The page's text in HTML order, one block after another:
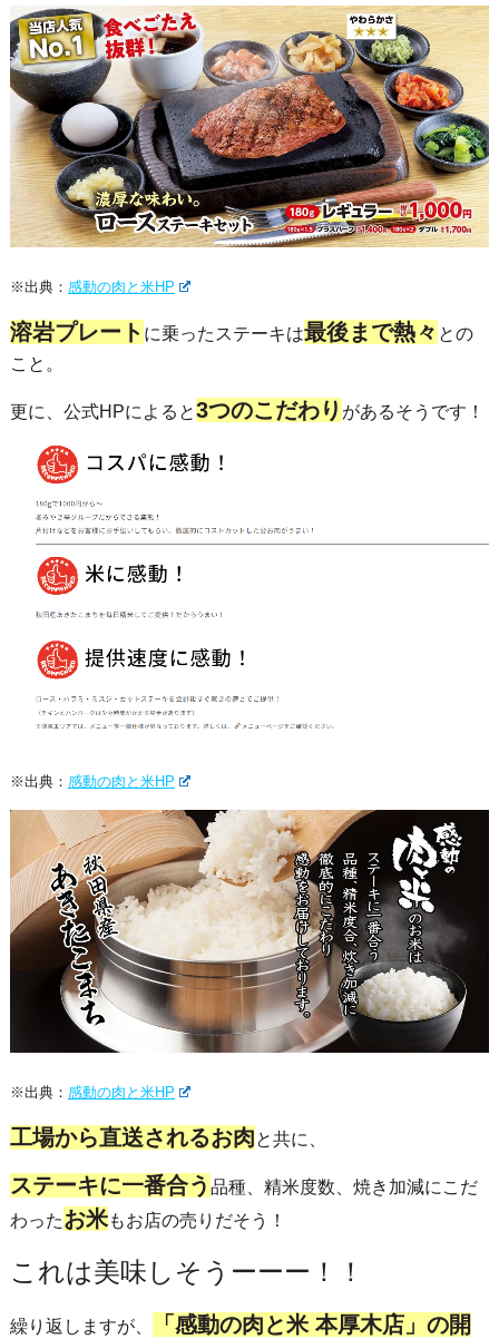
※出典： 感動の肉と米HP
溶岩プレート に乗ったステーキは最後まで熱々 との
こと。
更に、公式HPによると3つのこだわり があるそうです！
※出典： 感動の肉と米HP
※出典： 感動の肉と米HP
工場から直送されるお肉と共に、
ステーキに一番合う 品種、精米度数、焼き加減にこだ
わったお米もお店の売りだそう！
これは美味しそうーーー！！
繰り返しますが、
「感動の肉と米 本厚木店」の開